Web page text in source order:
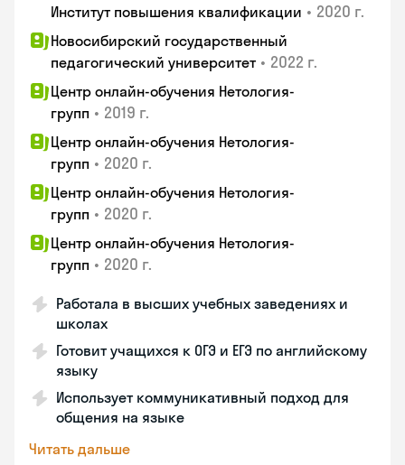
Институт повышения квалификации • 2020 г.
Новосибирский государственный
педагогический университет • 2022 г.
Центр онлайн-обучения Нетология-
групп • 2019 г.
Центр онлайн-обучения Нетология-
групп • 2020 г.
Центр онлайн-обучения Нетология-
групп • 2020 г.
Центр онлайн-обучения Нетология-
групп • 2020 г.
Работала в высших учебных заведениях и
школах
Готовит учащихся к ОГЭ и ЕГЭ по английскому
языку
Использует коммуникативный подход для
общения на языке
Читать дальше